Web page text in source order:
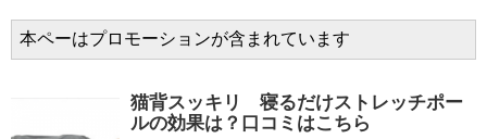
本ペーはプロモーションが含まれています
猫背スッキリ 寝るだけストレッチポー
ルの効果は？口コミはこちら